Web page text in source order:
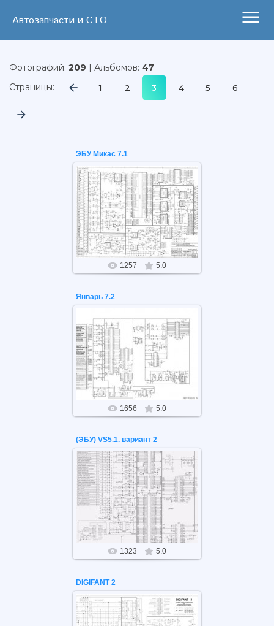
Автозапчасти и СТО menu
Фотографий: 209 | Альбомов: 47
Страницы: 1 2 3 4 5 6
ЭБУ Микас 7.1
26.05.2021
ЭБУ Микас 7.1
1257 5.0
Январь 7.2
26.05.2021
Январь 7.2
1656 5.0
(ЭБУ) VS5.1. вариант 2
26.05.2021
(ЭБУ) VS5.1. вариант 2
1323 5.0
DIGIFANT 2